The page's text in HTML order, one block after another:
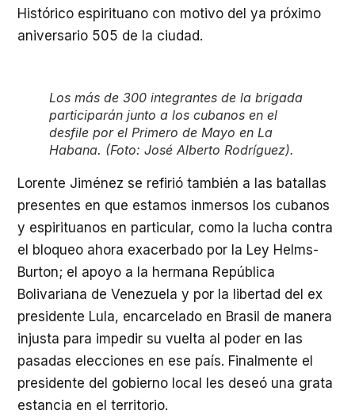
Histórico espirituano con motivo del ya próximo
aniversario 505 de la ciudad.
Los más de 300 integrantes de la brigada
participarán junto a los cubanos en el
desfile por el Primero de Mayo en La
Habana. (Foto: José Alberto Rodríguez).
Lorente Jiménez se refirió también a las batallas
presentes en que estamos inmersos los cubanos
y espirituanos en particular, como la lucha contra
el bloqueo ahora exacerbado por la Ley Helms-
Burton; el apoyo a la hermana República
Bolivariana de Venezuela y por la libertad del ex
presidente Lula, encarcelado en Brasil de manera
injusta para impedir su vuelta al poder en las
pasadas elecciones en ese país. Finalmente el
presidente del gobierno local les deseó una grata
estancia en el territorio.